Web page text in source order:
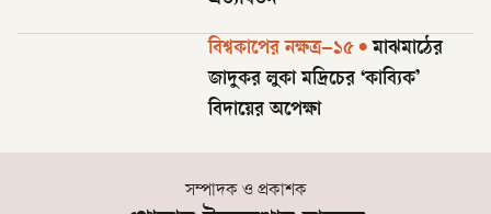
বিশ্বকাপের নক্ষত্র–১৫ • মাঝমাঠের
জাদুকর লুকা মদ্রিচের ‘কাব্যিক’
বিদায়ের অপেক্ষা
সম্পাদক ও প্রকাশক